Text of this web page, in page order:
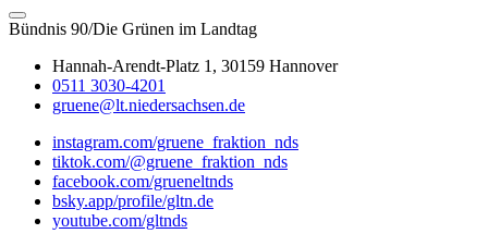
Bündnis 90/Die Grünen im Landtag
Hannah-Arendt-Platz 1, 30159 Hannover
0511 3030-4201
gruene@lt.niedersachsen.de
instagram.com/gruene_fraktion_nds
tiktok.com/@gruene_fraktion_nds
facebook.com/grueneltnds
bsky.app/profile/gltn.de
youtube.com/gltnds